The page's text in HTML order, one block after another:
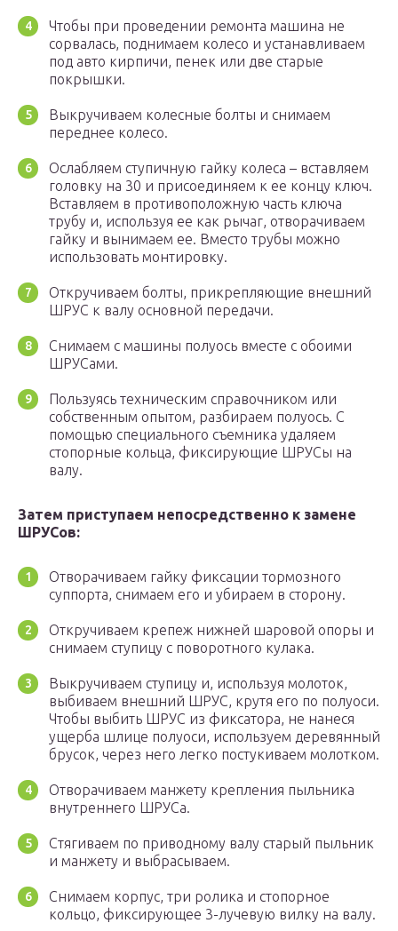
Чтобы при проведении ремонта машина не
сорвалась, поднимаем колесо и устанавливаем
под авто кирпичи, пенек или две старые
покрышки.
Выкручиваем колесные болты и снимаем
переднее колесо.
Ослабляем ступичную гайку колеса – вставляем
головку на 30 и присоединяем к ее концу ключ.
Вставляем в противоположную часть ключа
трубу и, используя ее как рычаг, отворачиваем
гайку и вынимаем ее. Вместо трубы можно
использовать монтировку.
Откручиваем болты, прикрепляющие внешний
ШРУС к валу основной передачи.
Снимаем с машины полуось вместе с обоими
ШРУСами.
Пользуясь техническим справочником или
собственным опытом, разбираем полуось. С
помощью специального съемника удаляем
стопорные кольца, фиксирующие ШРУСы на
валу.
Затем приступаем непосредственно к замене
ШРУСов:
Отворачиваем гайку фиксации тормозного
суппорта, снимаем его и убираем в сторону.
Откручиваем крепеж нижней шаровой опоры и
снимаем ступицу с поворотного кулака.
Выкручиваем ступицу и, используя молоток,
выбиваем внешний ШРУС, крутя его по полуоси.
Чтобы выбить ШРУС из фиксатора, не нанеся
ущерба шлице полуоси, используем деревянный
брусок, через него легко постукиваем молотком.
Отворачиваем манжету крепления пыльника
внутреннего ШРУСа.
Стягиваем по приводному валу старый пыльник
и манжету и выбрасываем.
Снимаем корпус, три ролика и стопорное
кольцо, фиксирующее 3-лучевую вилку на валу.